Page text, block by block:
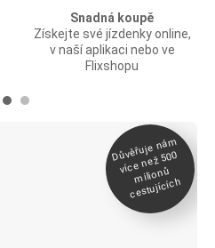
Snadná koupě
Získejte své jízdenky online,
v naší aplikaci nebo ve
Flixshopu
Důvěřuje ná
m
více než 500
milionů
cestujících